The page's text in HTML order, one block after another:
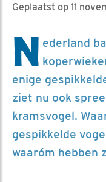
Geplaatst op 11
N ederland
enige
ziet nu ook
kramsvogel.
gespikkelde
waaróm hebben